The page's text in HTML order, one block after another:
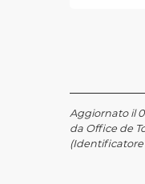
Aggiornato il
da Office de